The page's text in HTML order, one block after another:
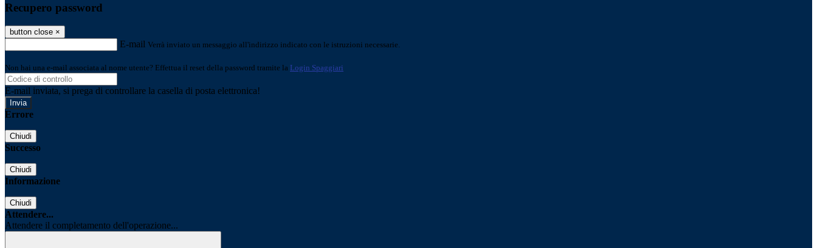
Recupero password
button close ×
E-mail Verrà inviato un messaggio all'indirizzo indicato con le istruzioni necessarie.
Non hai una e-mail associata al nome utente? Effettua il reset della password tramite la Login Spaggiari
E-mail inviata, si prega di controllare la casella di posta elettronica!
Errore
Chiudi
Successo
Chiudi
Informazione
Chiudi
Attendere...
Attendere il completamento dell'operazione...